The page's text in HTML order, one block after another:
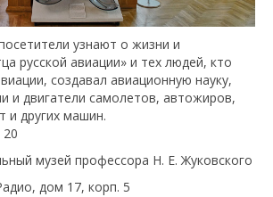
узнают о жизни и
русской авиации» и тех людей, кто
создавал авиационную науку,
и двигатели самолетов, автожиров,
и других машин.
музей профессора Н. Е. Жуковского
дом 17, корп. 5